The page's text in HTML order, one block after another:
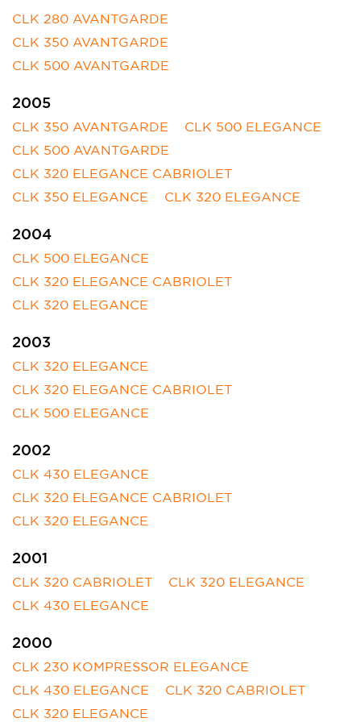
CLK 280 AVANTGARDE
CLK 350 AVANTGARDE
CLK 500 AVANTGARDE
2005
CLK 350 AVANTGARDE
CLK 500 ELEGANCE
CLK 500 AVANTGARDE
CLK 320 ELEGANCE CABRIOLET
CLK 350 ELEGANCE
CLK 320 ELEGANCE
2004
CLK 500 ELEGANCE
CLK 320 ELEGANCE CABRIOLET
CLK 320 ELEGANCE
2003
CLK 320 ELEGANCE
CLK 320 ELEGANCE CABRIOLET
CLK 500 ELEGANCE
2002
CLK 430 ELEGANCE
CLK 320 ELEGANCE CABRIOLET
CLK 320 ELEGANCE
2001
CLK 320 CABRIOLET
CLK 320 ELEGANCE
CLK 430 ELEGANCE
2000
CLK 230 KOMPRESSOR ELEGANCE
CLK 430 ELEGANCE
CLK 320 CABRIOLET
CLK 320 ELEGANCE